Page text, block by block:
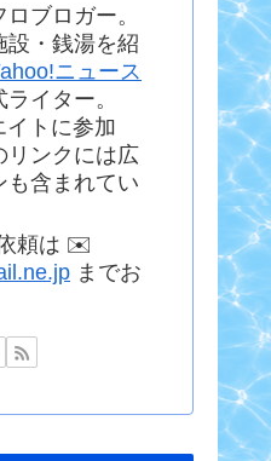
ブロガー。
設・銭湯を紹
ニュース
ライター。
トに参加
リンクには広
も含まれてい
頼は ✉️
までお